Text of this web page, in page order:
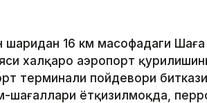
шаҳридан 16 км масофадаги Шаға
халқаро аэропорт
терминали пойдевори
шағаллари ётқизилмоқда,